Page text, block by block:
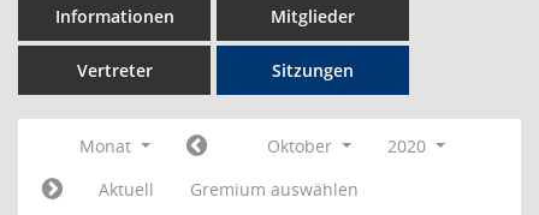
Informationen Mitglieder
Vertreter Sitzungen
Monat Oktober
2020
Aktuell
Gremium auswählen